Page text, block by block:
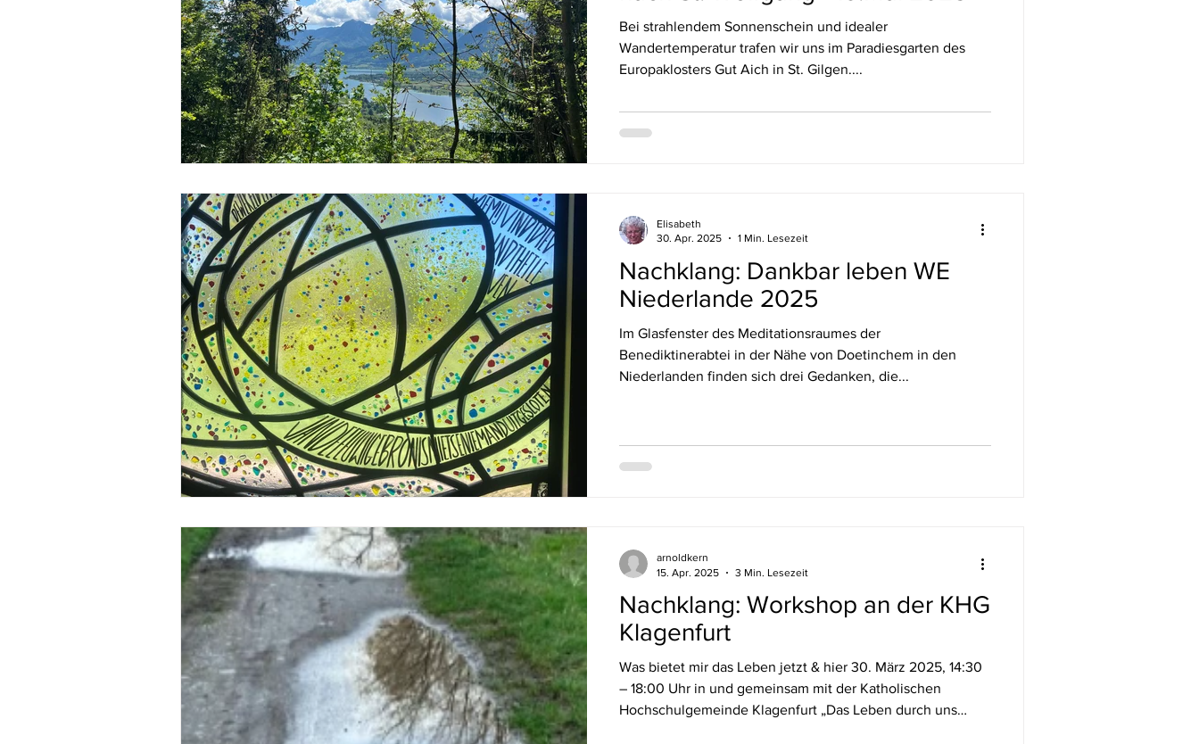
Bei strahlendem Sonnenschein und idealer
Wandertemperatur trafen wir uns im Paradiesgarten des
Europaklosters Gut Aich in St. Gilgen....
Nachklang: Dankbar leben WE
Niederlande 2025
Im Glasfenster des Meditationsraumes der
Benediktinerabtei in der Nähe von Doetinchem in den
Niederlanden finden sich drei Gedanken, die...
Elisabeth
30. Apr. 2025
1 Min. Lesezeit
Nachklang: Workshop an der KHG
Klagenfurt
Was bietet mir das Leben jetzt & hier 30. März 2025, 14:30
– 18:00 Uhr in und gemeinsam mit der Katholischen
Hochschulgemeinde Klagenfurt „Das Leben durch uns
arnoldkern
15. Apr. 2025
3 Min. Lesezeit